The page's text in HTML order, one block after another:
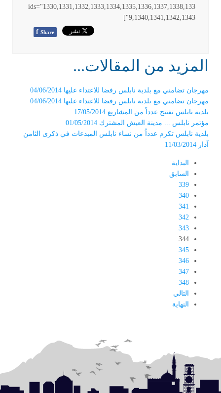
ids="1330,1331,1332,1333,1334,1335,1336,1337,1338,133
9,1340,1341,1342,1343"]
f Share
المزيد من المقالات...
مهرجان تضامني مع بلدية نابلس رفضا للاعتداء عليها 04/06/2014
مهرجان تضامني مع بلدية نابلس رفضا للاعتداء عليها 04/06/2014
بلدية نابلس تفتتح عدداً من المشاريع 17/05/2014
مؤتمر نابلس ... مدينة العيش المشترك 01/05/2014
بلدية نابلس تكرم عدداُ من نساء نابلس المبدعات في ذكرى الثامن
آذار 11/03/2014
البداية
السابق
339
340
341
342
343
344
345
346
347
348
التالي
النهاية